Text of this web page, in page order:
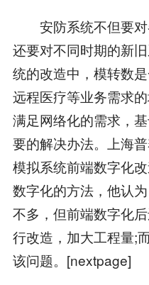
安防系统不但要对
还要对不同时期的新
统的改造中，模转数
远程医疗等业务需求
满足网络化的需求，
要的解决办法。上海
模拟系统前端数字化
数字化的方法，他认
不多，但前端数字化
行改造，加大工程量;
该问题。[nextpage]